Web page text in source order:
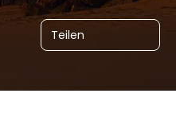
Teilen